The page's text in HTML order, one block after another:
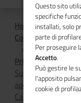
Home
Comunicazione
Primo Piano
Su
aperto da
Camere europee e
Questo sito
specifiche
installati, solo
parte di
Per proseguire
Accetto.
Può gestire le
l'apposito
cookie di